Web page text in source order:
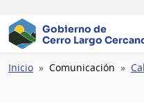
Gobierno de
Cerro Largo
Ruta
Inicio Comunicación